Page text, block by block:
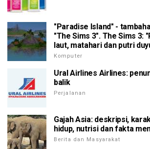
"Paradise Island" -
"The Sims 3". The Sims 3:
laut, matahari dan putri
Komputer
Ural Airlines Airlines:
balik
Perjalanan
Gajah Asia: deskripsi,
hidup, nutrisi dan fakta
Berita dan Masyarakat